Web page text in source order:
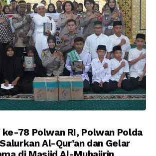
78 Polwan RI, Polwan Polda
Al-Qur’an dan Gelar